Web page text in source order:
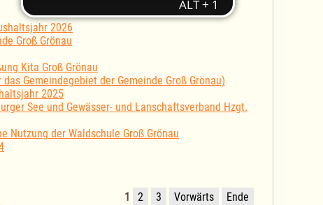
2026
Groß Grönau
Kita Groß Grönau
Gemeindegebiet der Gemeinde Groß Grönau)
2025
See und Gewässer- und Lanschaftsverband Hzgt.
Nutzung der Waldschule Groß Grönau
1 2 3 Vorwärts Ende